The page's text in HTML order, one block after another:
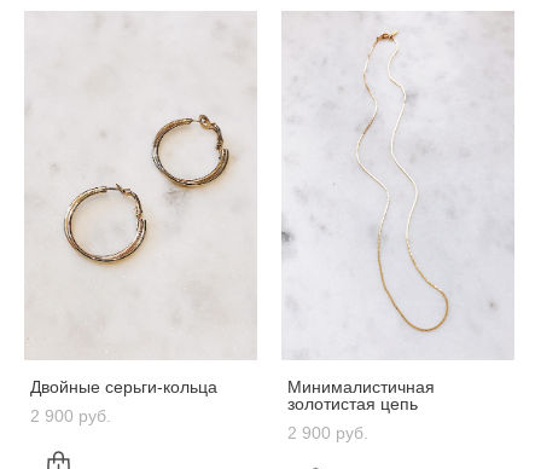
Двойные серьги-кольца
2 900 pуб.
Минималистичная
золотистая цепь
2 900 pуб.